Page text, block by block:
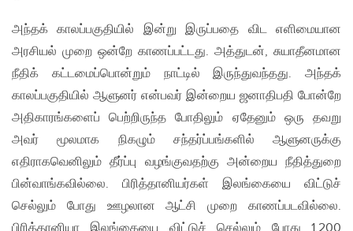
அந்தக் காலப்பகுதியில் இன்று இருப்பதை விட எளிமையான
அரசியல் முறை ஒன்றே காணப்பட்டது. அத்துடன், சுயாதீனமான
நீதிக் கட்டமைப்பொன்றும் நாட்டில் இருந்துவந்தது. அந்தக்
காலப்பகுதியில் ஆளுனர் என்பவர் இன்றைய ஜனாதிபதி போன்றே
அதிகாரங்களைப் பெற்றிருந்த போதிலும் ஏதேனும் ஒரு தவறு
அவர் மூலமாக நிகழும் சந்தர்ப்பங்களில் ஆளுனருக்கு
எதிராகவெனிலும் தீர்ப்பு வழங்குவதற்கு அன்றைய நீதித்துறை
பின்வாங்கவில்லை. பிரித்தானியர்கள் இலங்கையை விட்டுச்
செல்லும் போது ஊழலான ஆட்சி முறை காணப்படவில்லை.